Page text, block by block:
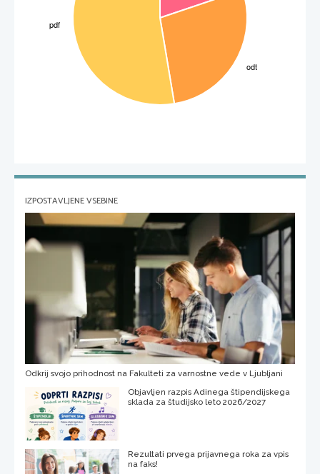
IZPOSTAVLJENE VSEBINE
Odkrij svojo prihodnost na Fakulteti za varnostne vede v Ljubljani
Objavljen razpis Adinega štipendijskega
sklada za študijsko leto 2026/2027
Rezultati prvega prijavnega roka za vpis
na faks!